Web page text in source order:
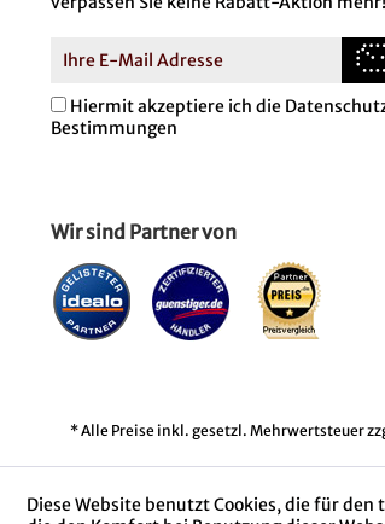
Hiermit akzeptiere ich die
Bestimmungen
Wir sind Partner von
* Alle Preise inkl. gesetzl. Mehrwertsteuer
Diese Website benutzt Cookies, die für